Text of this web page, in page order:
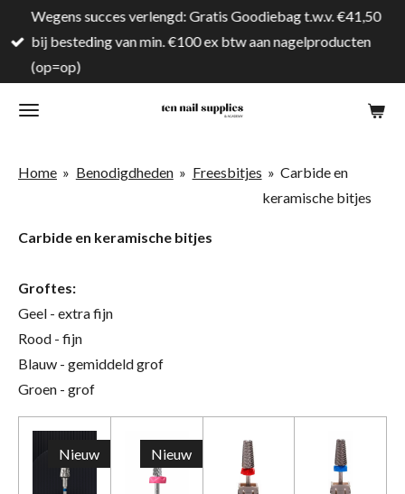
direct
naar
hoofdinhoud
Wegens succes verlengd: Gratis Goodiebag t.w.v. €41,50
bij besteding van min. €100 ex btw aan nagelproducten
(op=op)
Home » Benodigdheden » Freesbitjes » Carbide en
keramische bitjes
Carbide en keramische bitjes
Groftes:
Geel - extra fijn
Rood - fijn
Blauw - gemiddeld grof
Groen - grof
Nieuw Nieuw